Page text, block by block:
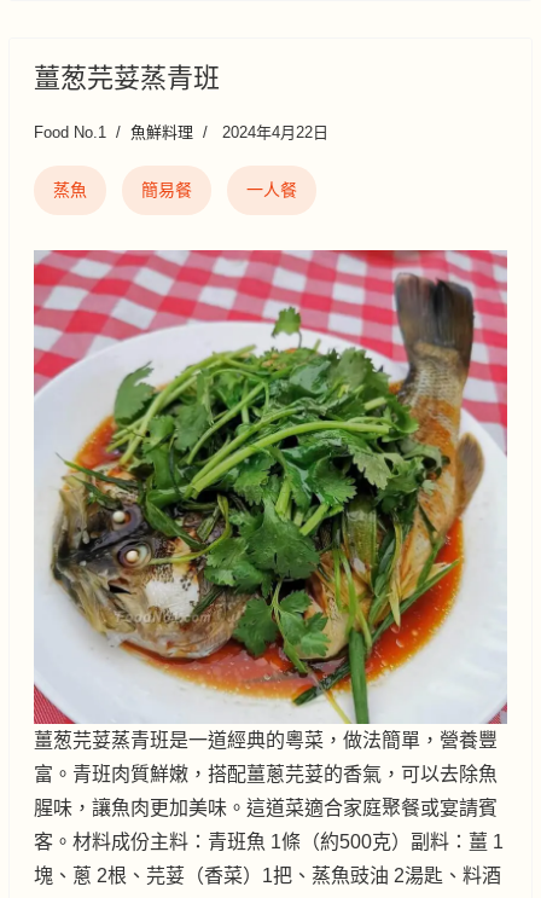
薑葱芫荽蒸青班
Food No.1 魚鮮料理 2024年4月22日
蒸魚 簡易餐 一人餐
薑葱芫荽蒸青班是一道經典的粵菜，做法簡單，營養豐
富。青班肉質鮮嫩，搭配薑蔥芫荽的香氣，可以去除魚
腥味，讓魚肉更加美味。這道菜適合家庭聚餐或宴請賓
客。材料成份主料：青班魚 1條（約500克）副料：薑 1
塊、蔥 2根、芫荽（香菜）1把、蒸魚豉油 2湯匙、料酒